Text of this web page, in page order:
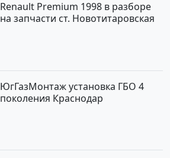
Renault Premium 1998 в разборе
на запчасти ст. Новотитаровская
ЮгГазМонтаж установка ГБО 4
поколения Краснодар